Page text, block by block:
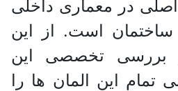
اصلی در معماری داخلی
است. از این
بررسی تخصصی این
تمام این المان ها را